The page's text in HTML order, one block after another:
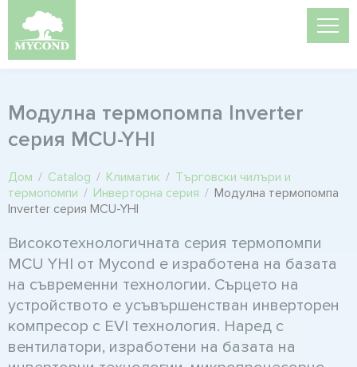
Модулна термопомпа Inverter
серия MCU-YHI
Дом / Catalog / Климатик / Търговски чилъри и
термопомпи / Инверторна серия / Модулна термопомпа
Inverter серия MCU-YHI
Високотехнологичната серия термопомпи
MCU YHI от Mycond е изработена на базата
на съвременни технологии. Сърцето на
устройството е усъвършенстван инверторен
компресор с EVI технология. Наред с
вентилатори, изработени на базата на